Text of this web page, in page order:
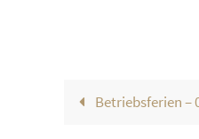
Betriebsferien –